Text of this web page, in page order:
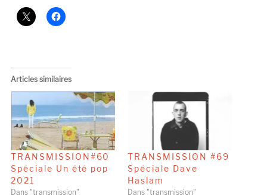
Articles similaires
TRANSMISSION#60
Spéciale Un été pop
2021
Dans "transmission"
TRANSMISSION #69
Spéciale Dave
Haslam
Dans "transmission"